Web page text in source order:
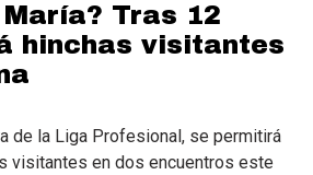
Tras 12
hinchas visitantes
de la Liga Profesional, se permitirá
visitantes en dos encuentros este